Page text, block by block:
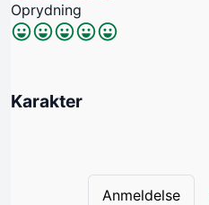
Oprydning
Karakter
Anmeldelse